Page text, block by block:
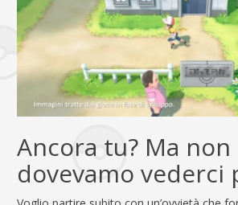
Ancora tu? Ma non
dovevamo vederci